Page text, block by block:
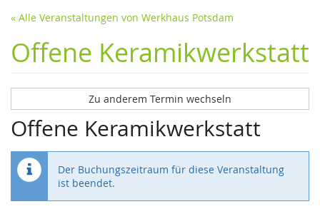
« Alle Veranstaltungen von Werkhaus Potsdam
Offene Keramikwerkstatt
Zu anderem Termin wechseln
Offene Keramikwerkstatt
Der Buchungszeitraum für diese Veranstaltung
ist beendet.